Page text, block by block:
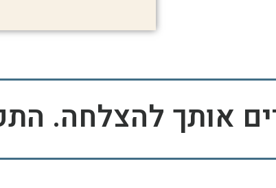
אותך להצלחה.